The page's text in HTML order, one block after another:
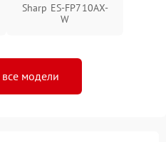
Sharp ES-FP710AX-
W
все модели